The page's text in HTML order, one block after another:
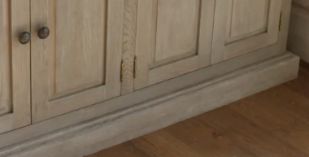
Постановка задачи и ход работы: